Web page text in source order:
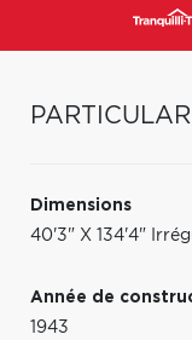
Dimensions
40'3" X 134'4"
Année de
1943